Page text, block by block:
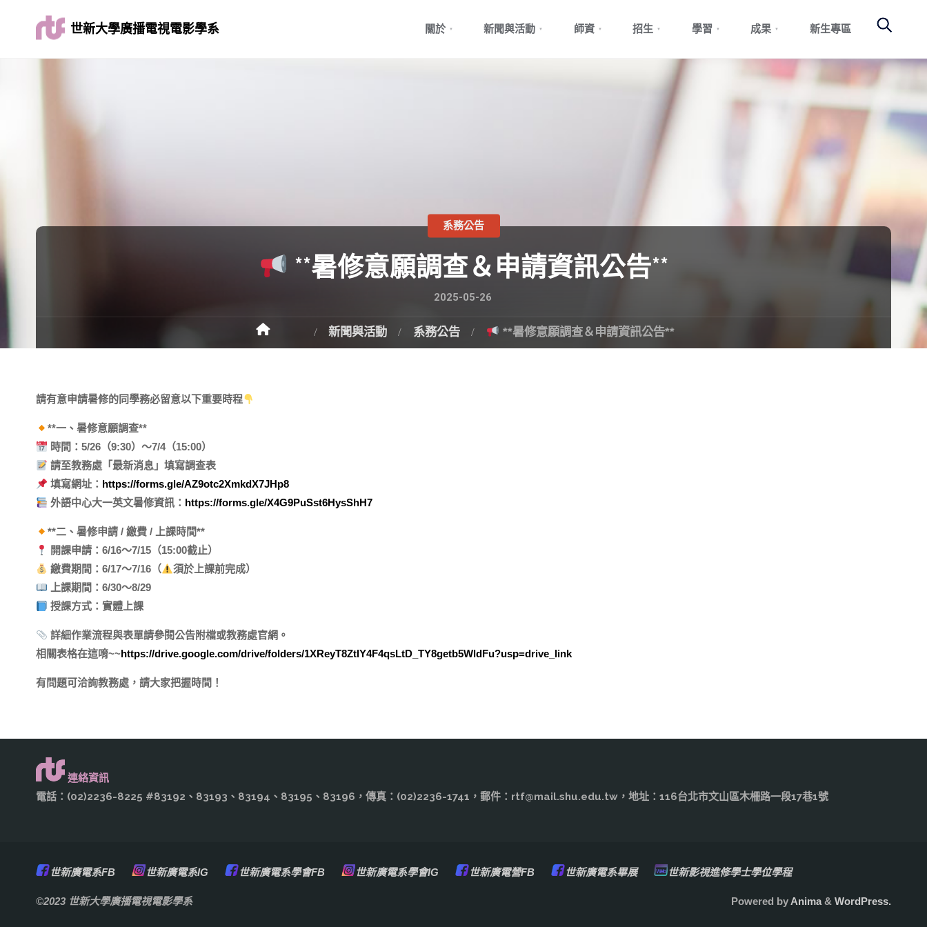
世新大學廣播電視電影學系 關於 新聞與活動 師資 招生 學習 成果 新生專區
**暑修意願調查＆申請資訊公告**
2025-05-26
系務公告
新聞與活動 系務公告 **暑修意願調查＆申請資訊公告**
請有意申請暑修的同學務必留意以下重要時程
**一、暑修意願調查**
時間：5/26（9:30）～7/4（15:00）
請至教務處「最新消息」填寫調查表
填寫網址： https://forms.gle/AZ9otc2XmkdX7JHp8
外語中心大一英文暑修資訊： https://forms.gle/X4G9PuSst6HysShH7
**二、暑修申請 / 繳費 / 上課時間**
開課申請：6/16～7/15（15:00截止）
繳費期間：6/17～7/16（
須於上課前完成）
上課期間：6/30～8/29
授課方式：實體上課
詳細作業流程與表單請參閱公告附檔或教務處官網。
相關表格在這唷~~https://drive.google.com/drive/folders/1XReyT8ZtIY4F4qsLtD_TY8getb5WldFu?usp=drive_link
有問題可洽詢教務處，請大家把握時間！
連絡資訊
電話：(02)2236-8225 #83192、83193、83194、83195、83196，傳真：(02)2236-1741，郵件：rtf@mail.shu.edu.tw，地址：116台北市文山區木柵路一段17巷1號
世新廣電系FB 世新廣電系IG 世新廣電系學會FB 世新廣電系學會IG 世新廣電營FB 世新廣電系畢展 世新影視進修學士學位學程
©2023 世新大學廣播電視電影學系 Powered by Anima& WordPress.